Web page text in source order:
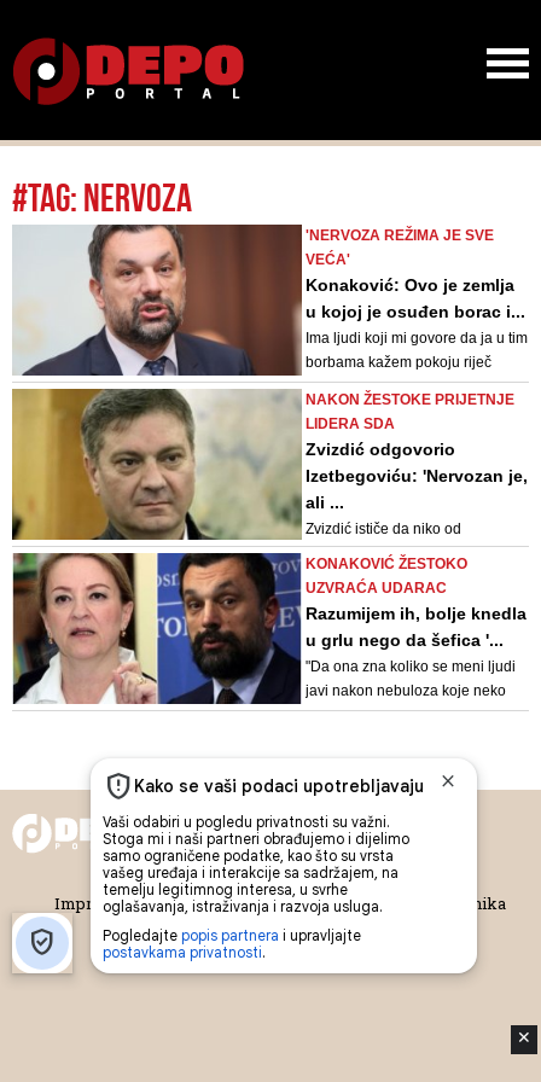
#tag: nervoza
'NERVOZA REŽIMA JE SVE
VEĆA'
Konaković: Ovo je zemlja
u kojoj je osuđen borac i...
Ima ljudi koji mi govore da ja u tim
borbama kažem pokoju riječ
viška, a ja opet mislim da nisam
nedovoljno jako borim
NAKON ŽESTOKE PRIJETNJE
LIDERA SDA
Zvizdić odgovorio
Izetbegoviću: 'Nervozan je,
ali ...
Zvizdić ističe da niko od
rukovodilaca SDA ne treba biti
iznenađen njegovim stavom koji
Kolegija SDA te da ova stranka
mora izaći iz floskula da je neko
nekome nešto dao
KONAKOVIĆ ŽESTOKO
UZVRAĆA UDARAC
Razumijem ih, bolje knedla
u grlu nego da šefica '...
"Da ona zna koliko se meni ljudi
javi nakon nebuloza koje neko
nakucava po njenom diktatu, isti
stavovi ekskluzivno prenesu
“reakciju” poslušnih i podobnih
kadrova, eh da to zna, ujutro bi
svojim vojničkim korakom i
repeti...
Copyright © 2014 Depo Portal
Impressum
Kontakt Marketing
Privatnost korisnika
O nama
✕